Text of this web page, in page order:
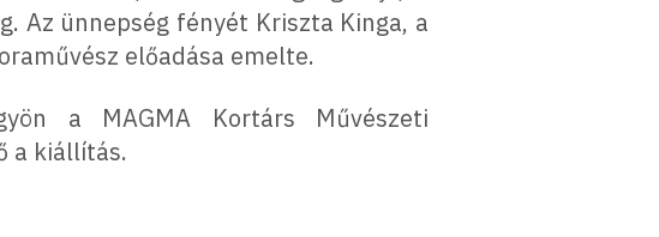
Az ünnepség fényét Kriszta Kinga, a
előadása emelte.
a MAGMA Kortárs Művészeti
a kiállítás.